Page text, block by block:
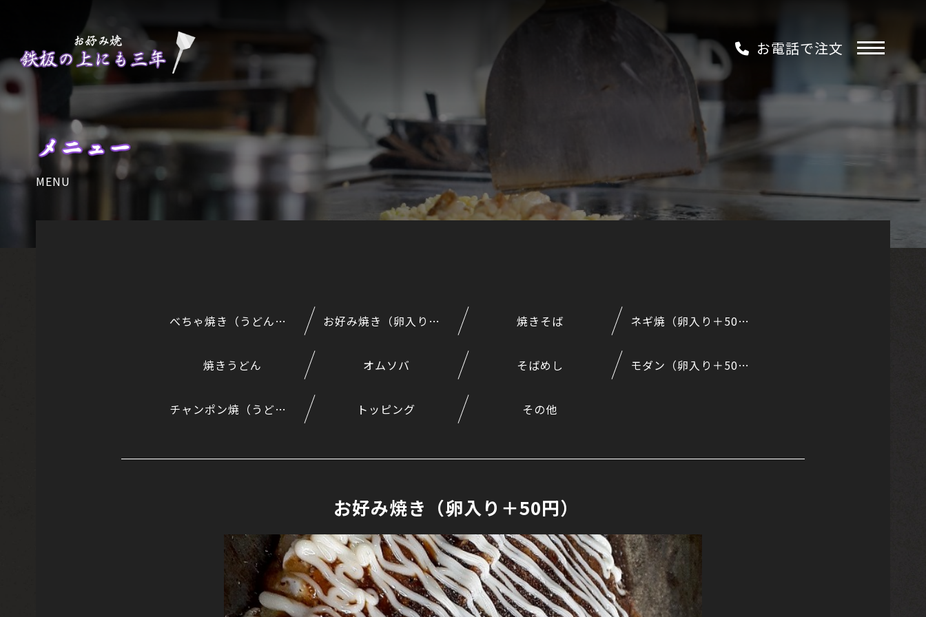
お電話で注文
メニュー
MENU
べちゃ焼き（うどん入りのもんじゃ風） お好み焼き（卵入り＋50円） 焼きそば ネギ焼（卵入り＋50円）
焼きうどん オムソバ そばめし モダン（卵入り＋50円）
チャンポン焼（うどんとそばのミックス） トッピング その他
お好み焼き（卵入り＋50円）